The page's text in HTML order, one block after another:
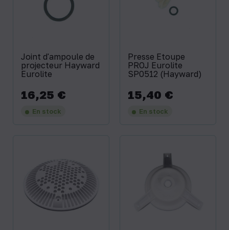
Joint d'ampoule de
projecteur Hayward
Eurolite
Prix
16,25 €
En stock
Presse Etoupe
PROJ Eurolite
SP0512 (Hayward)
Prix
15,40 €
En stock